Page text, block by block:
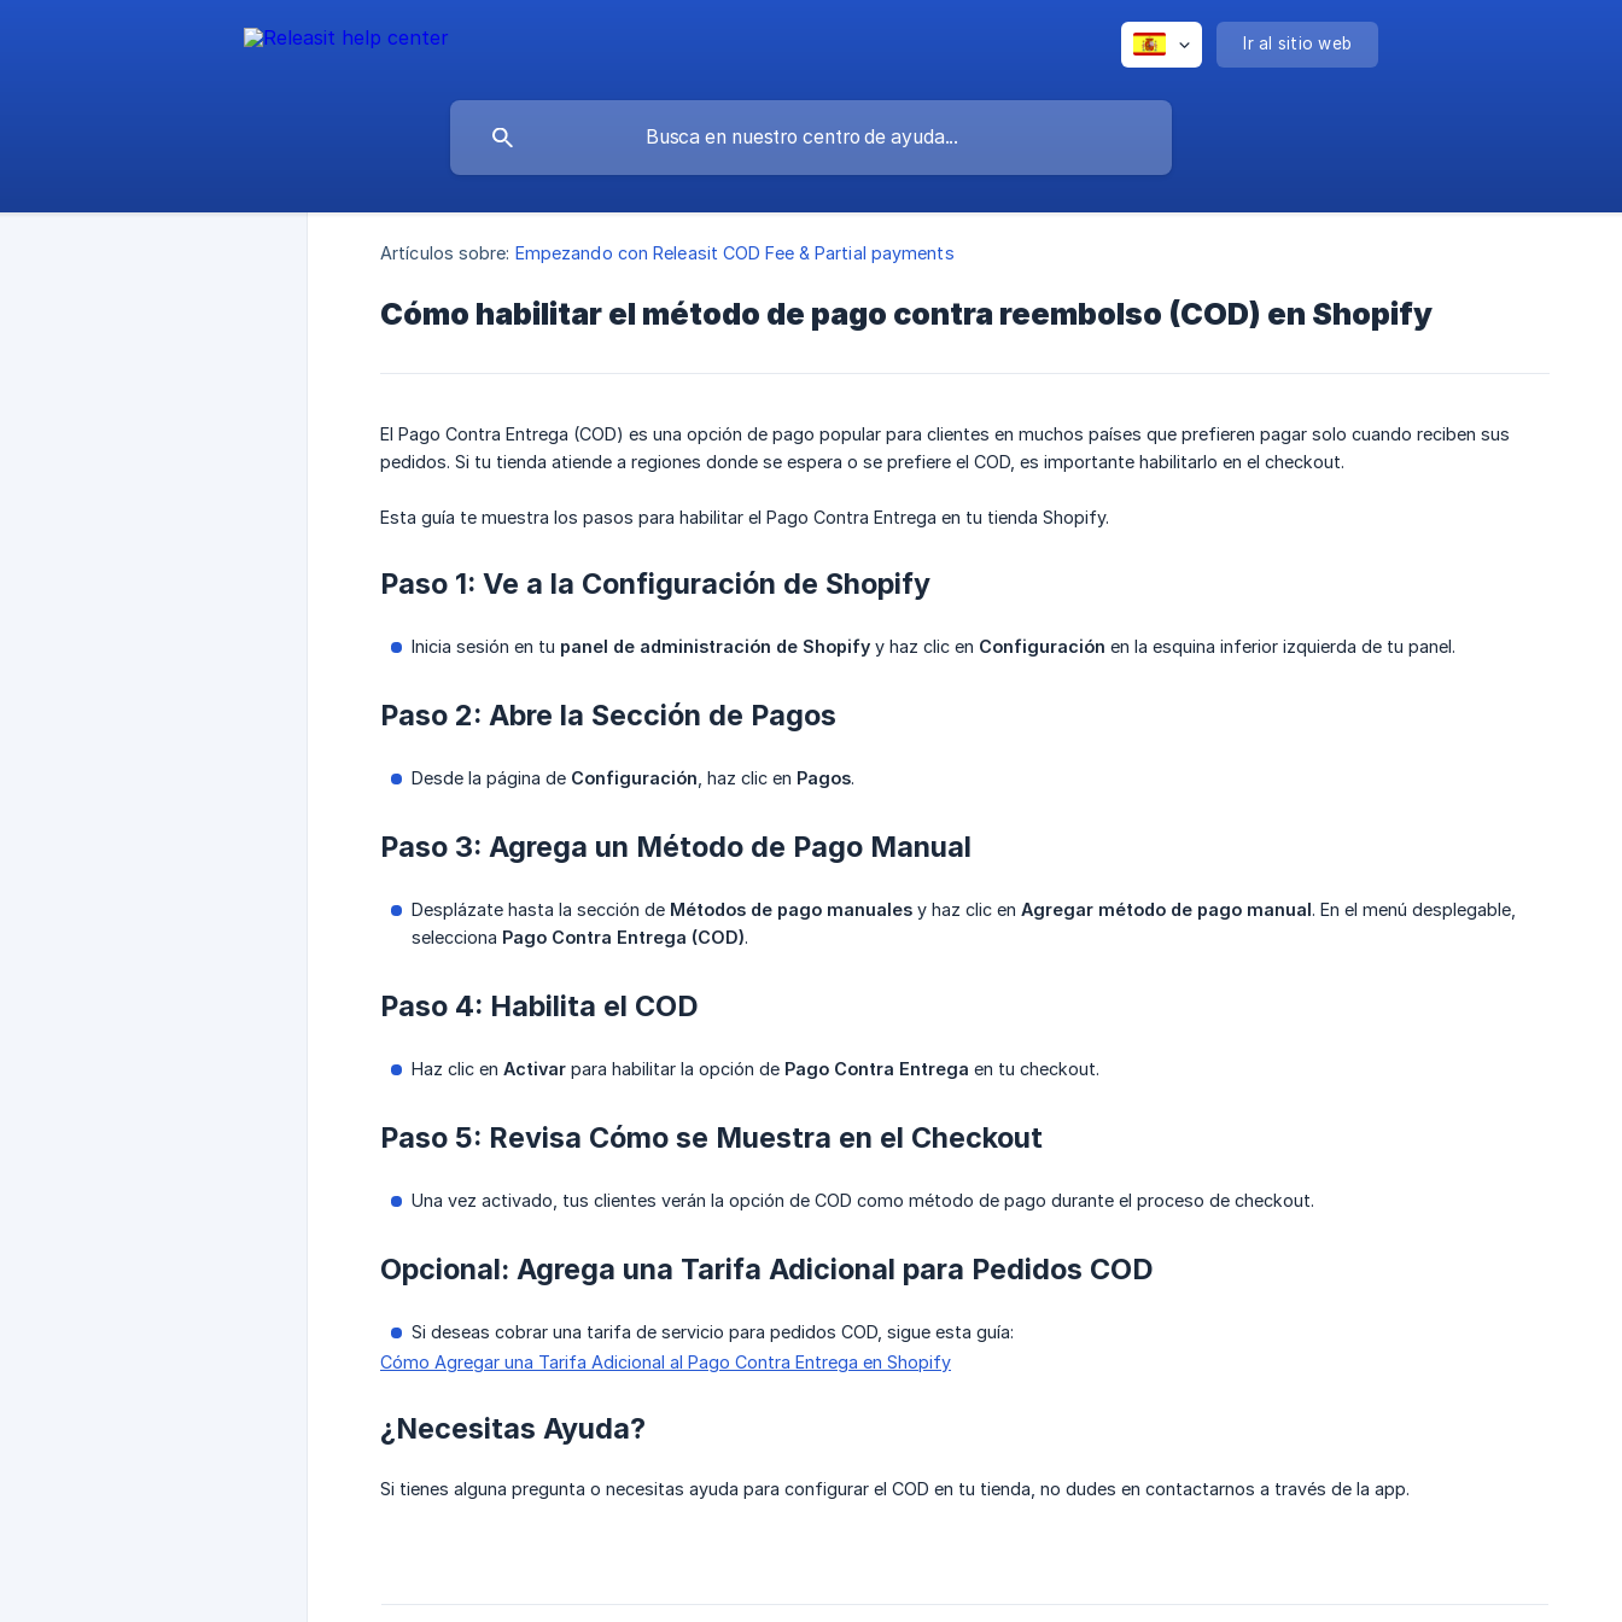
Ir al sitio web
Artículos sobre: Empezando con Releasit COD Fee & Partial payments
Cómo habilitar el método de pago contra reembolso (COD) en Shopify
El Pago Contra Entrega (COD) es una opción de pago popular para clientes en muchos países que prefieren pagar solo cuando reciben sus
pedidos. Si tu tienda atiende a regiones donde se espera o se prefiere el COD, es importante habilitarlo en el checkout.
Esta guía te muestra los pasos para habilitar el Pago Contra Entrega en tu tienda Shopify.
Paso 1: Ve a la Configuración de Shopify
Inicia sesión en tu panel de administración de Shopify y haz clic en Configuración en la esquina inferior izquierda de tu panel.
Paso 2: Abre la Sección de Pagos
Desde la página de Configuración , haz clic en Pagos.
Paso 3: Agrega un Método de Pago Manual
Desplázate hasta la sección de Métodos de pago manuales y haz clic en Agregar método de pago manual. En el menú desplegable,
selecciona Pago Contra Entrega (COD).
Paso 4: Habilita el COD
Haz clic en Activar para habilitar la opción de Pago Contra Entrega en tu checkout.
Paso 5: Revisa Cómo se Muestra en el Checkout
Una vez activado, tus clientes verán la opción de COD como método de pago durante el proceso de checkout.
Opcional: Agrega una Tarifa Adicional para Pedidos COD
Si deseas cobrar una tarifa de servicio para pedidos COD, sigue esta guía:
Cómo Agregar una Tarifa Adicional al Pago Contra Entrega en Shopify
¿Necesitas Ayuda?
Si tienes alguna pregunta o necesitas ayuda para configurar el COD en tu tienda, no dudes en contactarnos a través de la app.